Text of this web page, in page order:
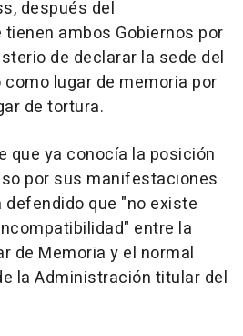
después del
ambos Gobiernos por
de declarar la sede del
lugar de memoria por
de tortura.
que ya conocía la posición
por sus manifestaciones
defendido que "no existe
entre la
de Memoria y el normal
la Administración titular del